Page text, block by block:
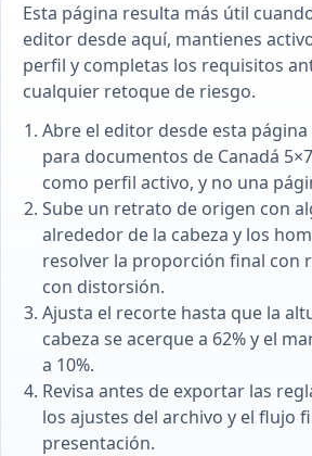
Esta página resulta más útil
editor desde aquí, mantienes
perfil y completas los requisitos
cualquier retoque de riesgo.
Abre el editor desde esta
para documentos de Canadá
como perfil activo, y no una
Sube un retrato de origen con
alrededor de la cabeza y los
resolver la proporción final con
con distorsión.
Ajusta el recorte hasta que la
cabeza se acerque a 62% y el
a 10%.
Revisa antes de exportar las
los ajustes del archivo y el flujo
presentación.